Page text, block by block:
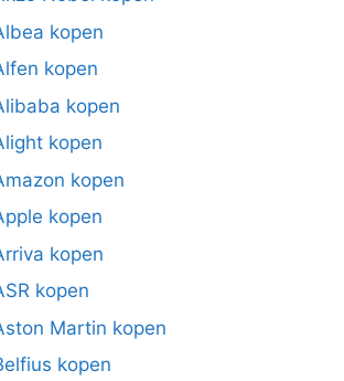
kopen
kopen
kopen
kopen
kopen
kopen
kopen
kopen
Martin kopen
kopen